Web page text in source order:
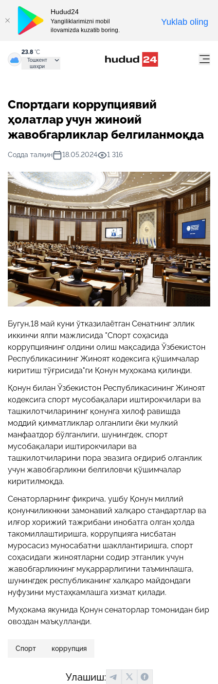
23.8 °C
Тошкент
шаҳри
Спортдаги коррупциявий
ҳолатлар учун жиноий
жавобгарликлар белгиланмоқда
Содда талқин 18.05.2024 1 316
Бугун,18 май куни ўтказилаётган Сенатнинг эллик
иккинчи ялпи мажлисида "Спорт соҳасида
коррупциянинг олдини олиш мақсадида Ўзбекистон
Республикасининг Жиноят кодексига қўшимчалар
киритиш тўғрисида"ги Қонун муҳокама қилинди.
Қонун билан Ўзбекистон Республикасининг Жиноят
кодексига спорт мусобақалари иштирокчилари ва
ташкилотчиларининг қонунга хилоф равишда
моддий қимматликлар олганлиги ёки мулкий
манфаатдор бўлганлиги, шунингдек, спорт
мусобақалари иштирокчилари ва
ташкилотчиларини пора эвазига оғдириб олганлик
учун жавобгарликни белгиловчи қўшимчалар
киритилмоқда.
Сенаторларнинг фикрича, ушбу Қонун миллий
қонунчиликнкни замонавий халқаро стандартлар ва
илғор хорижий тажрибани инобатга олган ҳолда
такомиллаштиришга, коррупцияга нисбатан
муросасиз муносабатни шакллантиришга, спорт
соҳасидаги жиноятларни содир этганлик учун
жавобгарликнинг муқаррарлигини таъминлашга,
шунингдек республиканинг халқаро майдондаги
нуфузини мустаҳкамлашга хизмат қилади.
Муҳокама якунида Қонун сенаторлар томонидан бир
овоздан маъқулланди.
Спорт коррупция
Улашиш:
Hudud24
Yangiliklarimizni mobil
ilovamizda kuzatib boring.
Yuklab oling